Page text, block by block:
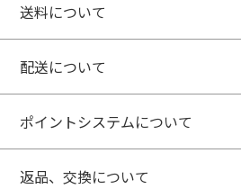
送料について
配送について
ポイントシステムについて
返品、交換について